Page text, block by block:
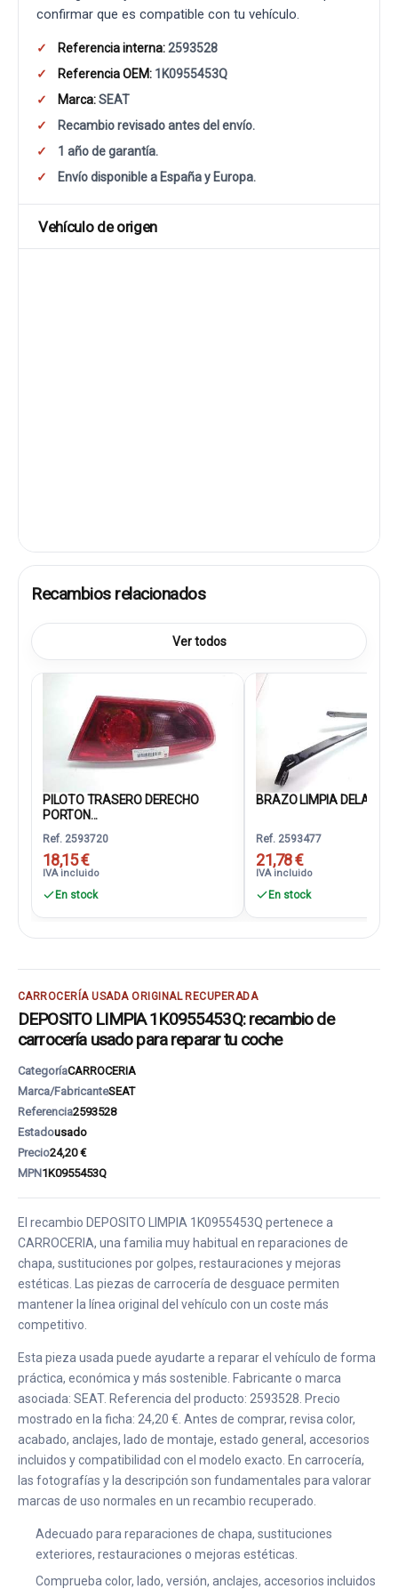
confirmar que es compatible con tu vehículo.
Referencia interna:2593528
Referencia OEM: 1K0955453Q
Marca:SEAT
Recambio revisado antes del envío.
1 año de garantía.
Envío disponible a España y Europa.
Vehículo de origen
Recambios relacionados
Ver todos
PILOTO TRASERO DERECHO
PORTON...
Ref. 2593720
18,15 €
IVA incluido
En stock
BRAZO LIMPIA
Ref. 2593477
21,78 €
IVA incluido
En stock
CARROCERÍA USADA ORIGINAL RECUPERADA
DEPOSITO LIMPIA 1K0955453Q: recambio de
carrocería usado para reparar tu coche
CategoríaCARROCERIA
Marca/FabricanteSEAT
Referencia2593528
Estadousado
Precio24,20 €
MPN1K0955453Q
El recambio DEPOSITO LIMPIA 1K0955453Q pertenece a
CARROCERIA, una familia muy habitual en reparaciones de
chapa, sustituciones por golpes, restauraciones y mejoras
estéticas. Las piezas de carrocería de desguace permiten
mantener la línea original del vehículo con un coste más
competitivo.
Esta pieza usada puede ayudarte a reparar el vehículo de forma
práctica, económica y más sostenible. Fabricante o marca
asociada: SEAT. Referencia del producto: 2593528. Precio
mostrado en la ficha: 24,20 €. Antes de comprar, revisa color,
acabado, anclajes, lado de montaje, estado general, accesorios
incluidos y compatibilidad con el modelo exacto. En carrocería,
las fotografías y la descripción son fundamentales para valorar
marcas de uso normales en un recambio recuperado.
Adecuado para reparaciones de chapa, sustituciones
exteriores, restauraciones o mejoras estéticas.
Comprueba color, lado, versión, anclajes, accesorios incluidos